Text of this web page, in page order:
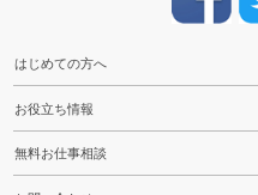
はじめての方へ
お役立ち情報
無料お仕事相談